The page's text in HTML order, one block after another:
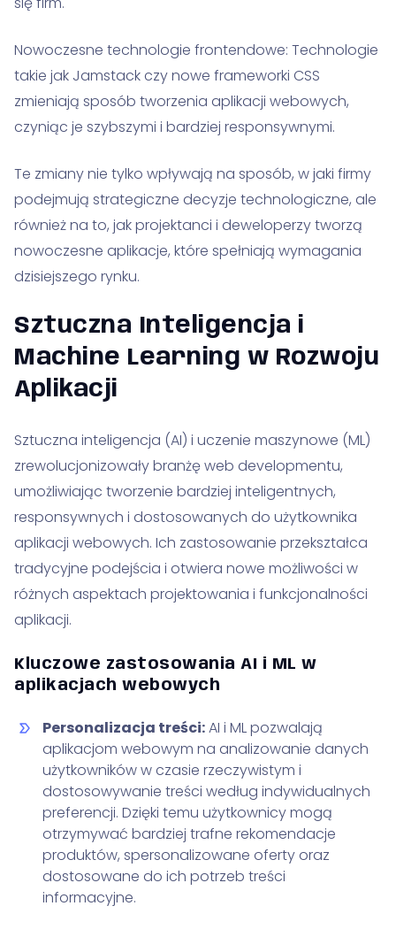
Nowoczesne technologie frontendowe: Technologie
takie jak Jamstack czy nowe frameworki CSS
zmieniają sposób tworzenia aplikacji webowych,
czyniąc je szybszymi i bardziej responsywnymi.
Te zmiany nie tylko wpływają na sposób, w jaki firmy
podejmują strategiczne decyzje technologiczne, ale
również na to, jak projektanci i deweloperzy tworzą
nowoczesne aplikacje, które spełniają wymagania
dzisiejszego rynku.
Sztuczna Inteligencja i
Machine Learning w Rozwoju
Aplikacji
Sztuczna inteligencja (AI) i uczenie maszynowe (ML)
zrewolucjonizowały branżę web developmentu,
umożliwiając tworzenie bardziej inteligentnych,
responsywnych i dostosowanych do użytkownika
aplikacji webowych. Ich zastosowanie przekształca
tradycyjne podejścia i otwiera nowe możliwości w
różnych aspektach projektowania i funkcjonalności
aplikacji.
Kluczowe zastosowania AI i ML w
aplikacjach webowych
Personalizacja treści:AI i ML pozwalają
aplikacjom webowym na analizowanie danych
użytkowników w czasie rzeczywistym i
dostosowywanie treści według indywidualnych
preferencji. Dzięki temu użytkownicy mogą
otrzymywać bardziej trafne rekomendacje
produktów, spersonalizowane oferty oraz
dostosowane do ich potrzeb treści
informacyjne.